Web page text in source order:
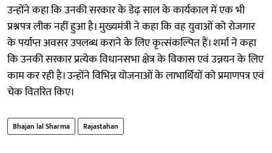
उन्होंने कहा कि उनकी सरकार के डेढ़ साल के कार्यकाल में एक भी
प्रश्नपत्र लीक नहीं हुआ है। मुख्यमंत्री ने कहा कि वह युवाओं को रोजगार
के पर्याप्त अवसर उपलब्ध कराने के लिए कृत्संकल्पित हैं। शर्मा ने कहा
कि उनकी सरकार प्रत्येक विधानसभा क्षेत्र के विकास एवं उन्नयन के लिए
काम कर रही है। उन्होंने विभिन्न योजनाओं के लाभार्थियों को प्रमाणपत्र एवं
चेक वितरित किए।
Bhajan lal Sharma Rajastahan